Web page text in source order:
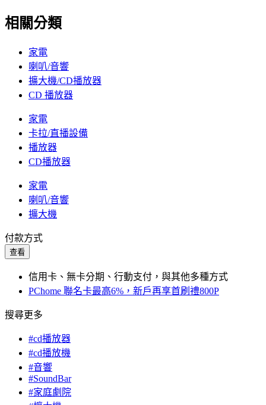
相關分類
家電
喇叭/音響
擴大機/CD播放器
CD 播放器
家電
卡拉/直播設備
播放器
CD播放器
家電
喇叭/音響
擴大機
付款方式
查看
信用卡、無卡分期、行動支付，與其他多種方式
PChome 聯名卡最高6%，新戶再享首刷禮800P
搜尋更多
#cd播放器
#cd播放機
#音響
#SoundBar
#家庭劇院